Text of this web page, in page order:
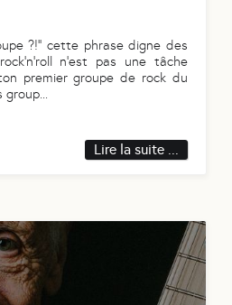
?!’’ cette phrase digne des
n’est pas une tâche
premier groupe de rock du
group
Lire la suite ...